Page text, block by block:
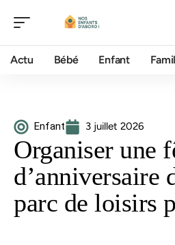
Actu Bébé Enfant
Enfant 3 juillet 2026
Organiser une
d’anniversaire
parc de loisirs